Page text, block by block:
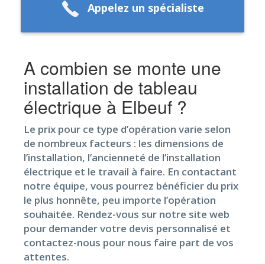
Appelez un spécialiste
A combien se monte une
installation de tableau
électrique à Elbeuf ?
Le prix pour ce type d’opération varie selon
de nombreux facteurs : les dimensions de
l’installation, l’ancienneté de l’installation
électrique et le travail à faire. En contactant
notre équipe, vous pourrez bénéficier du prix
le plus honnête, peu importe l’opération
souhaitée. Rendez-vous sur notre site web
pour demander votre devis personnalisé et
contactez-nous pour nous faire part de vos
attentes.